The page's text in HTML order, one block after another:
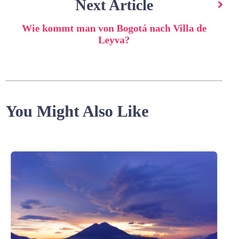
Next Article
Wie kommt man von Bogotá nach Villa de
Leyva?
You Might Also Like